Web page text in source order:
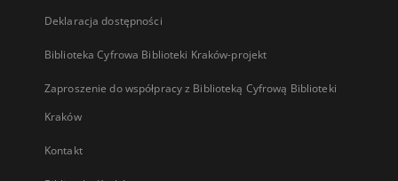
Deklaracja dostępności
Biblioteka Cyfrowa Biblioteki Kraków-projekt
Zaproszenie do współpracy z Biblioteką Cyfrową Biblioteki
Kraków
Kontakt